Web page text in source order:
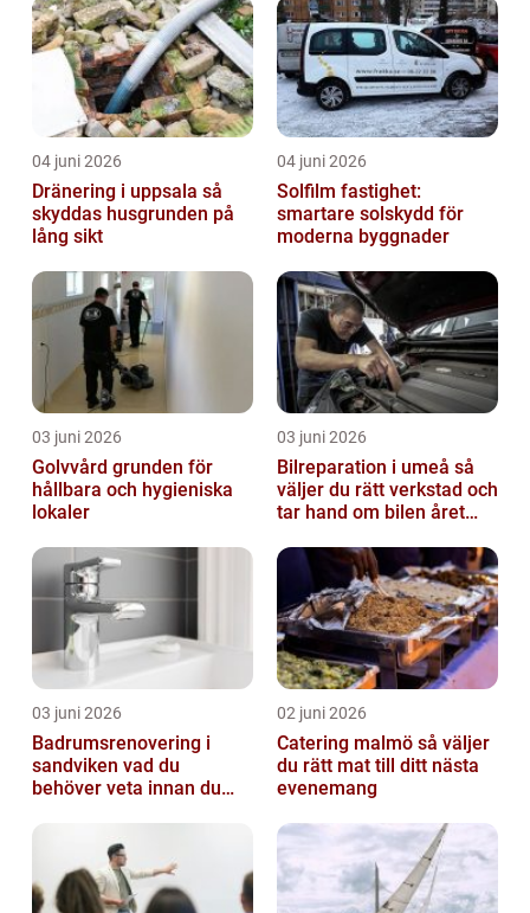
04 juni 2026
Dränering i uppsala så
skyddas husgrunden på
lång sikt
04 juni 2026
Solfilm fastighet:
smartare solskydd för
moderna byggnader
03 juni 2026
Golvvård grunden för
hållbara och hygieniska
lokaler
03 juni 2026
Bilreparation i umeå så
väljer du rätt verkstad och
tar hand om bilen året
03 juni 2026
Badrumsrenovering i
sandviken vad du
behöver veta innan du
02 juni 2026
Catering malmö så väljer
du rätt mat till ditt nästa
evenemang